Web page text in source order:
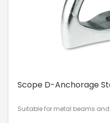
Scope D-Anchorage
Suitable for metal beams